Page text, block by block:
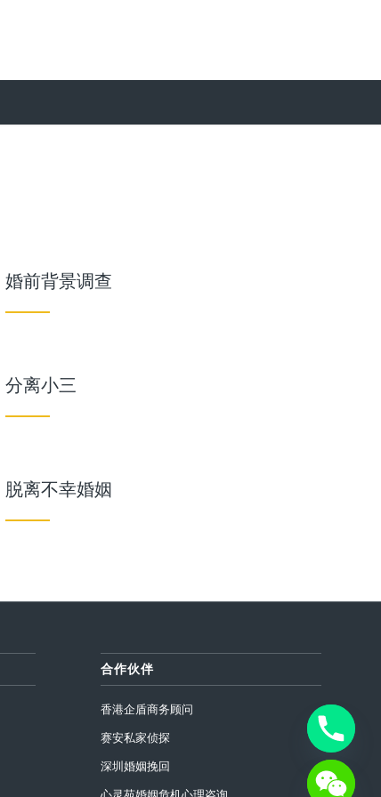
婚前背景调查
分离小三
脱离不幸婚姻
合作伙伴
香港企盾商务顾问
赛安私家侦探
深圳婚姻挽回